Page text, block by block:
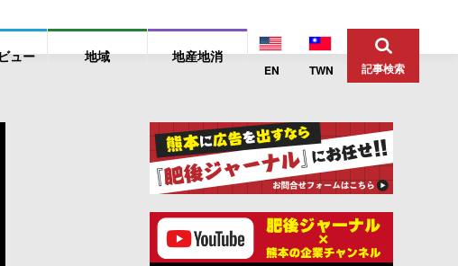
ュー 地域 地産地消
EN TWN 記事検索